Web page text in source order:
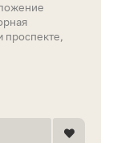
проспекте,